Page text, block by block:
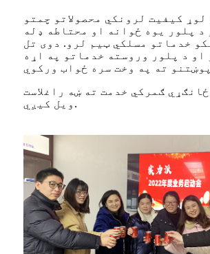
لوړ کیفیت لرونکي محصولاتو چمتو
د پلور یوه ځوانه او محتاطه ډله
خدماتو مسلکي ټیم لرو. دوی تل
او د پلور وروسته خدماتو په اړه
ګمرکي خدمت ته ښه راغلاست
ویل کیږي.